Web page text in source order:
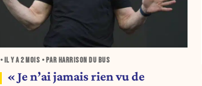
• IL Y A2 MOIS • PAR HARRISON DU BUS
« Je n’ai jamais rien vu de